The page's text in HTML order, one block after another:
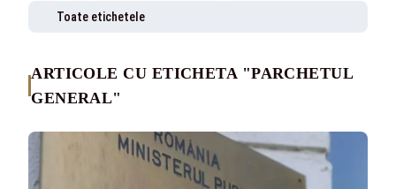
Toate etichetele
ARTICOLE CU ETICHETA "PARCHETUL
GENERAL"